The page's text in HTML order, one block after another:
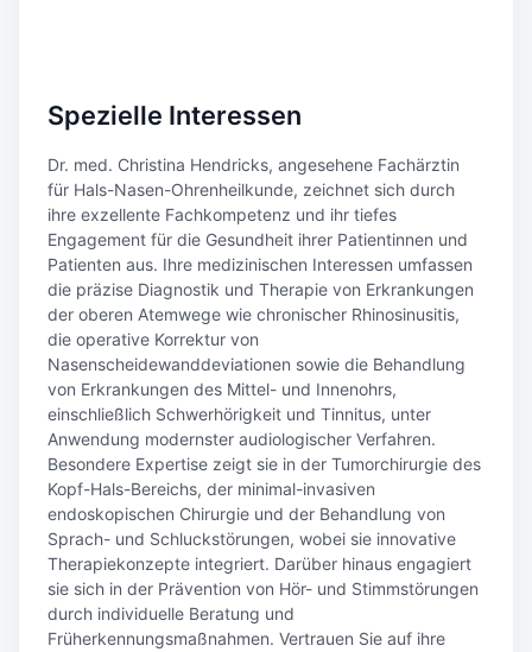
Spezielle Interessen
Dr. med. Christina Hendricks, angesehene Fachärztin
für Hals-Nasen-Ohrenheilkunde, zeichnet sich durch
ihre exzellente Fachkompetenz und ihr tiefes
Engagement für die Gesundheit ihrer Patientinnen und
Patienten aus. Ihre medizinischen Interessen umfassen
die präzise Diagnostik und Therapie von Erkrankungen
der oberen Atemwege wie chronischer Rhinosinusitis,
die operative Korrektur von
Nasenscheidewanddeviationen sowie die Behandlung
von Erkrankungen des Mittel- und Innenohrs,
einschließlich Schwerhörigkeit und Tinnitus, unter
Anwendung modernster audiologischer Verfahren.
Besondere Expertise zeigt sie in der Tumorchirurgie des
Kopf-Hals-Bereichs, der minimal-invasiven
endoskopischen Chirurgie und der Behandlung von
Sprach- und Schluckstörungen, wobei sie innovative
Therapiekonzepte integriert. Darüber hinaus engagiert
sie sich in der Prävention von Hör- und Stimmstörungen
durch individuelle Beratung und
Früherkennungsmaßnahmen. Vertrauen Sie auf ihre